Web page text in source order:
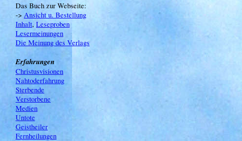
Das Buch zur Webseite:
-> Ansicht u. Bestellung
Inhalt, Leseproben
Lesermeinungen
Die Meinung des Verlags
Erfahrungen
Christusvisionen
Nahtoderfahrung
Sterbende
Verstorbene
Medien
Untote
Geistheiler
Fernheilungen